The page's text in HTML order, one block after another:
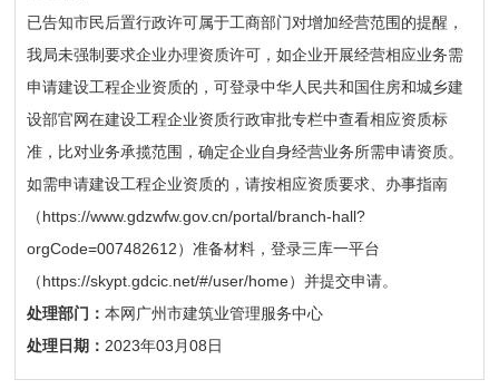
已告知市民后置行政许可属于工商部门对增加经营范围的提醒，
我局未强制要求企业办理资质许可，如企业开展经营相应业务需
申请建设工程企业资质的，可登录中华人民共和国住房和城乡建
设部官网在建设工程企业资质行政审批专栏中查看相应资质标
准，比对业务承揽范围，确定企业自身经营业务所需申请资质。
如需申请建设工程企业资质的，请按相应资质要求、办事指南
（https://www.gdzwfw.gov.cn/portal/branch-hall?
orgCode=007482612）准备材料，登录三库一平台
（https://skypt.gdcic.net/#/user/home）并提交申请。
处理部门：本网广州市建筑业管理服务中心
处理日期： 2023年03月08日